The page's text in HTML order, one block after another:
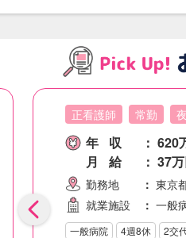
心して転職することができま
理想
求人サイトに登録すると
LINE、メールなどあなた
をサポートしてくれるので
安…」と思っている方も安
とができます。
2.電話やLINE
step 3.求人情報を
step4.書類選考・
正看護師 常勤
年収 ： 620
月給
： 37
勤務地 ： 東京
就業施設
： 一般
一般病院 4週8休 2交